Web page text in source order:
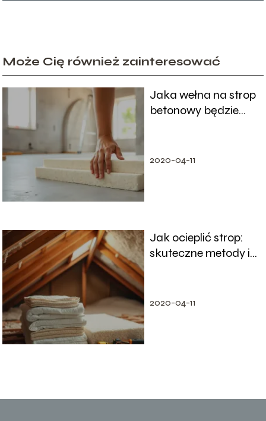
Może Cię również zainteresować
Jaka wełna na strop
betonowy będzie
2020-04-11
Jak ocieplić strop:
skuteczne metody i
2020-04-11